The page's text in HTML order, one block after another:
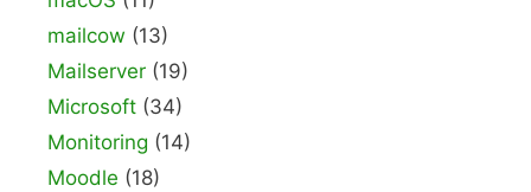
mailcow (13)
Mailserver (19)
Microsoft (34)
Monitoring (14)
Moodle (18)